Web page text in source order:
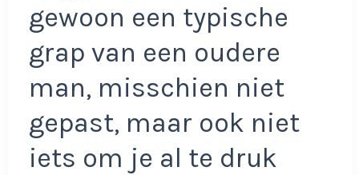
gewoon een typische
grap van een oudere
man, misschien niet
gepast, maar ook niet
iets om je al te druk